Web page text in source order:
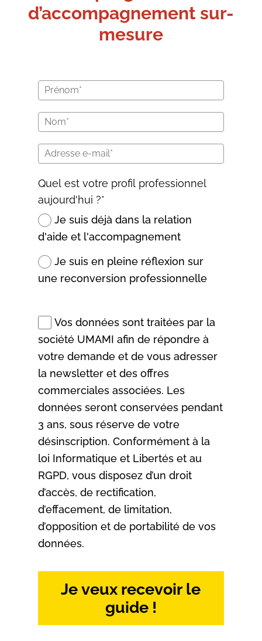
d’accompagnement sur-
mesure
Quel est votre profil professionnel
aujourd'hui ?*
Je suis déjà dans la relation
d'aide et l'accompagnement
Je suis en pleine réflexion sur
une reconversion professionnelle
Vos données sont traitées par la
société UMAMI afin de répondre à
votre demande et de vous adresser
la newsletter et des offres
commerciales associées. Les
données seront conservées pendant
3 ans, sous réserve de votre
désinscription. Conformément à la
loi Informatique et Libertés et au
RGPD, vous disposez d’un droit
d’accès, de rectification,
d’effacement, de limitation,
d’opposition et de portabilité de vos
données.
Je veux recevoir le
guide !